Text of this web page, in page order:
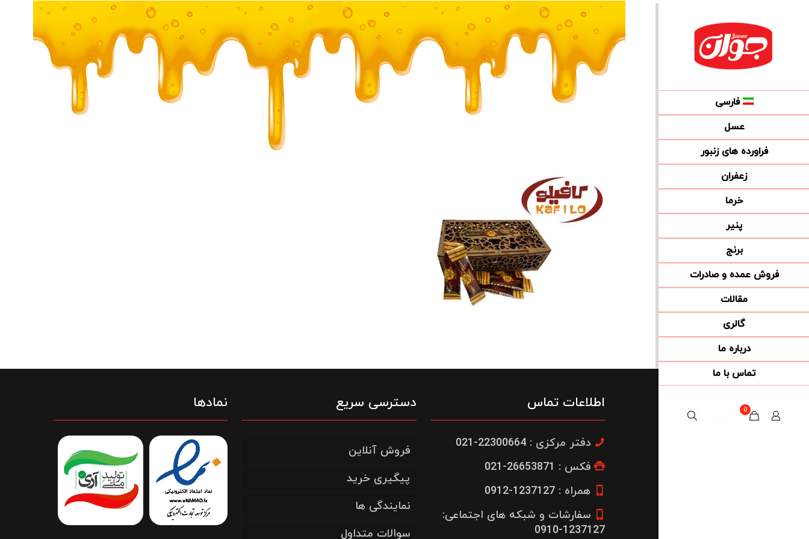
فارسی
عسل
فراورده های زنبور
زعفران
خرما
پنیر
برنج
فروش عمده و صادرات
مقالات
گالری
درباره ما
تماس با ما
0 اطلاعات تماس
دفتر مرکزی : 22300664-021
فکس : 26653871-021
همراه : 1237127-0912
سفارشات و شبکه های اجتماعی:
1237127-0910
دسترسی سریع
فروش آنلاین
پیگیری خرید
نمایندگی ها
سوالات متداول
نمادها